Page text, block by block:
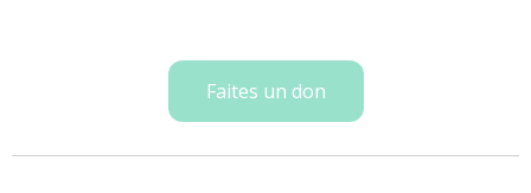
Faites un don